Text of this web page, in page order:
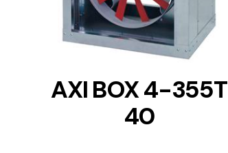
AXI BOX 4-355T
40